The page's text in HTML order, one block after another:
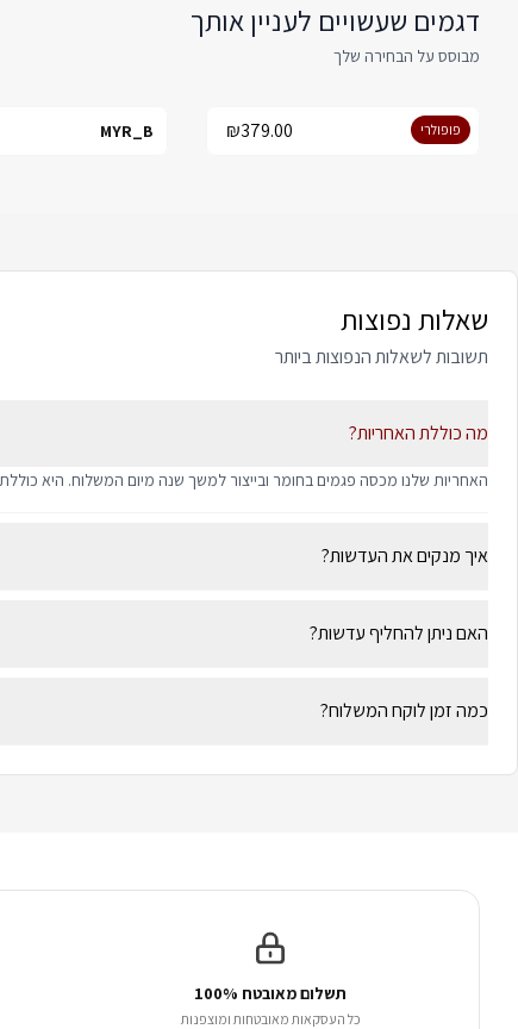
דגמים שעשויים לעניין אותך
מבוסס על הבחירה שלך
פופולרי
YSR_B
₪379.00
MYR_B
שאלות נפוצות
תשובות לשאלות הנפוצות ביותר
מה כוללת האחריות?
האחריות שלנו מכסה פגמים בחומר ובייצור למשך שנה מיום המשלוח. היא
איך מנקים את העדשות?
האם ניתן להחליף עדשות?
כמה זמן לוקח המשלוח?
תשלום מאובטח 100%
כל העסקאות מאובטחות ומוצפנות